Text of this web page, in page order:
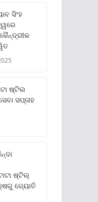
ସିଂହ
ଷ୍ଟିଲ
ସପ୍ତାହ
ଷ୍ଟିଲ୍
ଜ୍ୟୋତି